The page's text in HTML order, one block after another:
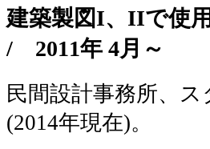
建築製図I、IIで使
/ 2011年 4月～
民間設計事務所、
(2014年現在)。